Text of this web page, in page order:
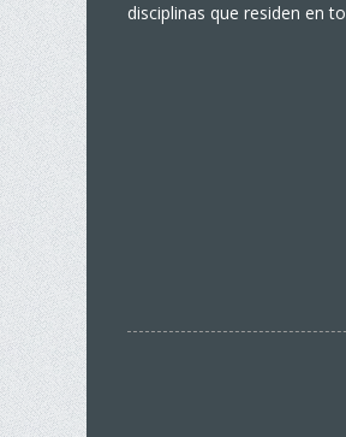
disciplinas que residen en